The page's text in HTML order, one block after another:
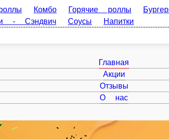
Главная
Акции
Отзывы
О нас
Комбо Горячие роллы Бургеры WOK
Соусы Напитки